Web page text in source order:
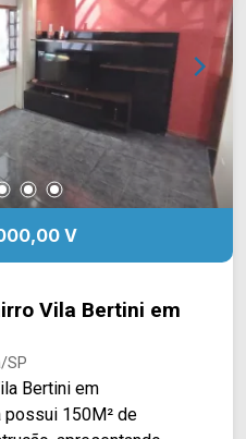
Imóveis e agende
Telefone: 19 3475-
V
Vila Bertini em
SP
Bertini em